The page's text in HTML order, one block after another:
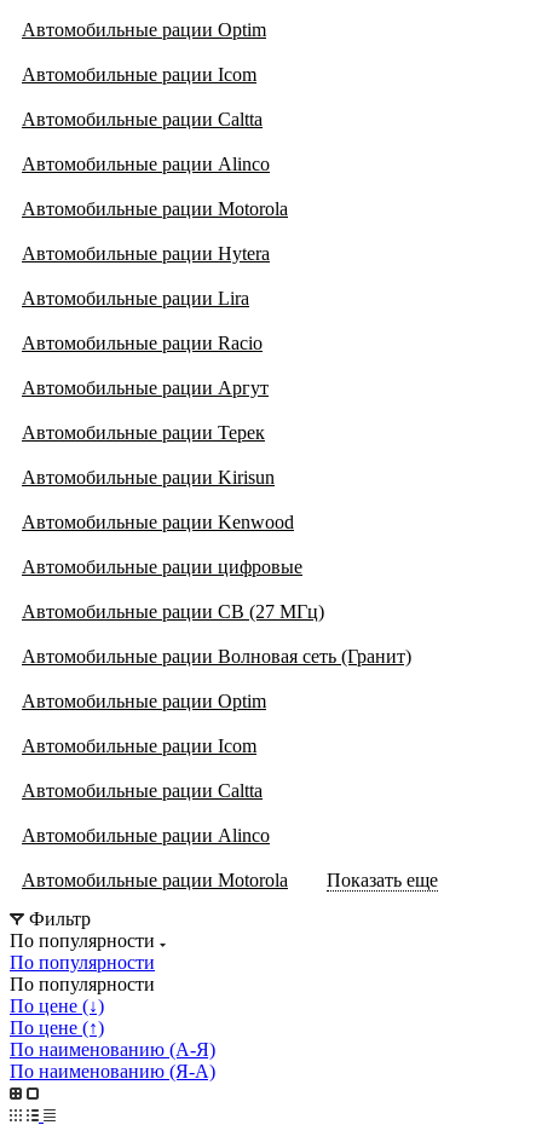
Автомобильные рации Optim
Автомобильные рации Icom
Автомобильные рации Caltta
Автомобильные рации Alinco
Автомобильные рации Motorola
Автомобильные рации Hytera
Автомобильные рации Lira
Автомобильные рации Racio
Автомобильные рации Аргут
Автомобильные рации Терек
Автомобильные рации Kirisun
Автомобильные рации Kenwood
Автомобильные рации цифровые
Автомобильные рации CB (27 МГц)
Автомобильные рации Волновая сеть (Гранит)
Автомобильные рации Optim
Автомобильные рации Icom
Автомобильные рации Caltta
Автомобильные рации Alinco
Автомобильные рации Motorola
Показать еще
Фильтр
По популярности
По популярности
По популярности
По цене (↓)
По цене (↑)
По наименованию (А-Я)
По наименованию (Я-А)